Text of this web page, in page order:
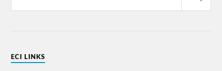
ECI LINKS